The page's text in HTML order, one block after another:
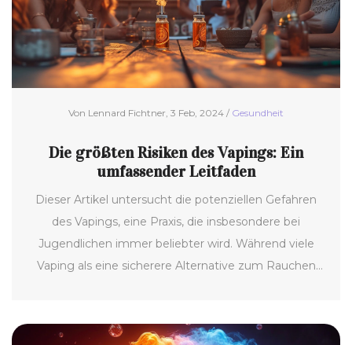
Von Lennard Fichtner, 3 Feb, 2024 / Gesundheit
Die größten Risiken des Vapings: Ein
umfassender Leitfaden
Dieser Artikel untersucht die potenziellen Gefahren
des Vapings, eine Praxis, die insbesondere bei
Jugendlichen immer beliebter wird. Während viele
Vaping als eine sicherere Alternative zum Rauchen
Nikotinabhängigkeit bis hin zu unbekannten